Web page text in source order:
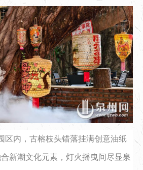
区内，古榕枝头错落挂满创意油纸
新潮文化元素，灯火摇曳间尽显泉